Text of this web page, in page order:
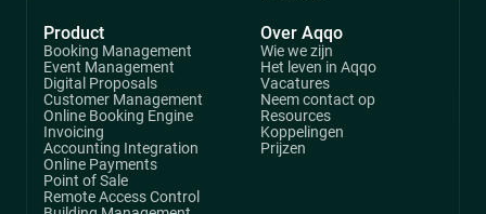
Product
Booking Management
Event Management
Digital Proposals
Customer Management
Online Booking Engine
Invoicing
Accounting Integration
Online Payments
Point of Sale
Remote Access Control
Over Aqqo
Wie we zijn
Het leven in Aqqo
Vacatures
Neem contact op
Resources
Koppelingen
Prijzen